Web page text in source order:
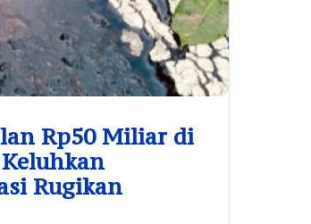
Rp50 Miliar di
Rugikan